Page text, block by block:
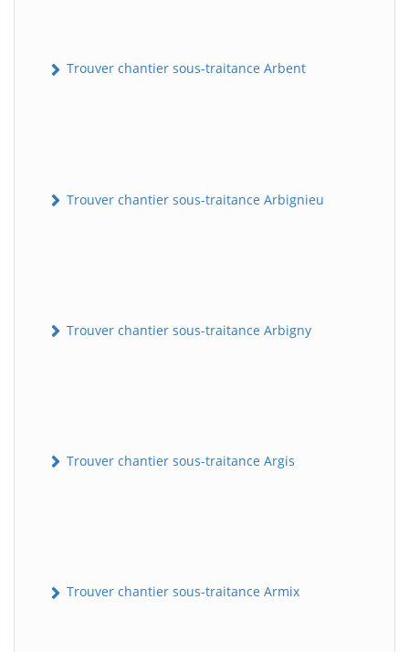
Trouver chantier sous-traitance Arbent
Trouver chantier sous-traitance Arbignieu
Trouver chantier sous-traitance Arbigny
Trouver chantier sous-traitance Argis
Trouver chantier sous-traitance Armix